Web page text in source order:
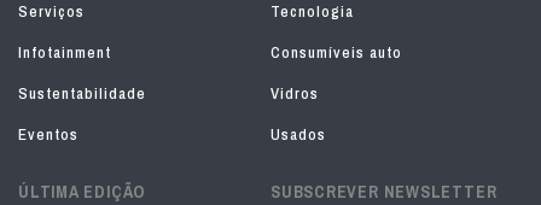
Serviços
Tecnologia
Infotainment
Consumíveis auto
Sustentabilidade
Vidros
Eventos
Usados
ÚLTIMA EDIÇÃO SUBSCREVER NEWSLETTER